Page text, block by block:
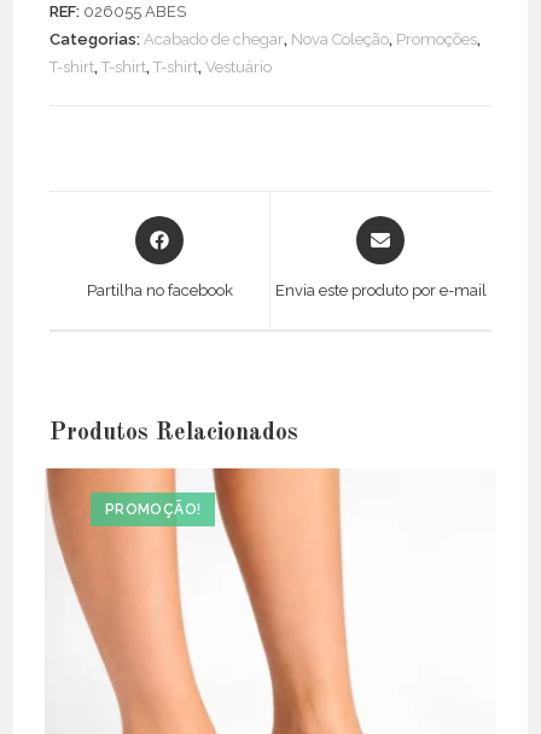
Cherries
REF: 026055 ABES
Categorias: Acabado de chegar, Nova Coleção, Promoções,
T-shirt,T-shirt,T-shirt,Vestuário
Opens
in
new
Partilha no facebook
Opens
in
new
Envia este produto por e-mail
Produtos Relacionados
PROMOÇÃO!